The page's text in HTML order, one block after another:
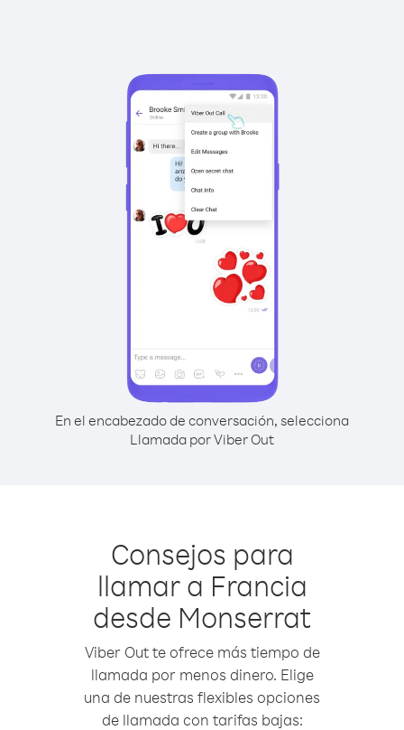
En el encabezado de conversación, selecciona
Llamada por Viber Out
Consejos para
llamar a Francia
desde Monserrat
Viber Out te ofrece más tiempo de
llamada por menos dinero. Elige
una de nuestras flexibles opciones
de llamada con tarifas bajas: